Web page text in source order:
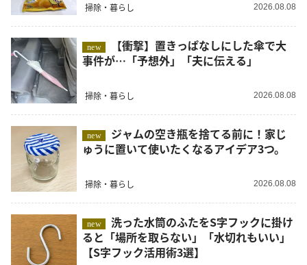
掃除・暮らし 2026.08.08
new
事件が…「予想外」「夫に伝える」
掃除・暮らし 2026.08.08
new
ゅうに置いて使いたくなるアイデア3つ。
掃除・暮らし 2026.08.08
new
洗った水筒のふたをS字フックに掛け
ると「場所を取らない」「水切れもいい」
【S字フック活用術3選】